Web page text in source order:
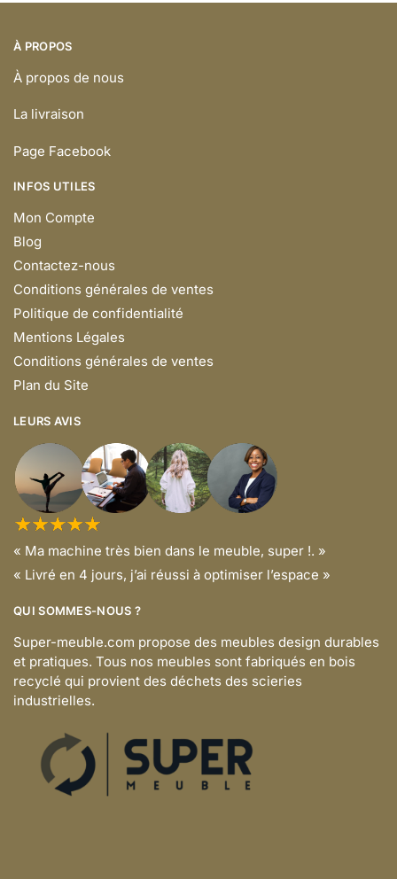
À PROPOS
À propos de nous
La livraison
Page Facebook
INFOS UTILES
Mon Compte
Blog
Contactez-nous
Conditions générales de ventes
Politique de confidentialité
Mentions Légales
Conditions générales de ventes
Plan du Site
LEURS AVIS
« Ma machine très bien dans le meuble, super !. »
« Livré en 4 jours, j’ai réussi à optimiser l’espace »
QUI SOMMES-NOUS ?
Super-meuble.com propose des meubles design durables
et pratiques. Tous nos meubles sont fabriqués en bois
recyclé qui provient des déchets des scieries
industrielles.